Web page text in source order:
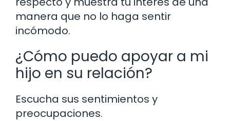
manera que no lo haga sentir
incómodo.
¿Cómo puedo apoyar a mi
hijo en su relación?
Escucha sus sentimientos y
preocupaciones.